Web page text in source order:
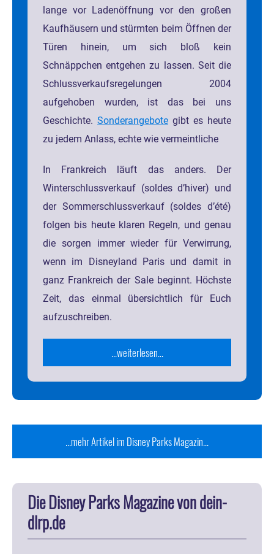
lange vor Ladenöffnung vor den großen
Kaufhäusern und stürmten beim Öffnen der
Türen hinein, um sich bloß kein
Schnäppchen entgehen zu lassen. Seit die
Schlussverkaufsregelungen 2004
aufgehoben wurden, ist das bei uns
Geschichte. Sonderangebote gibt es heute
zu jedem Anlass, echte wie vermeintliche
In Frankreich läuft das anders. Der
Winterschlussverkauf (soldes d’hiver) und
der Sommerschlussverkauf (soldes d’été)
folgen bis heute klaren Regeln, und genau
die sorgen immer wieder für Verwirrung,
wenn im Disneyland Paris und damit in
ganz Frankreich der Sale beginnt. Höchste
Zeit, das einmal übersichtlich für Euch
aufzuschreiben.
...weiterlesen...
...mehr Artikel im Disney Parks Magazin...
Die Disney Parks Magazine von dein-
dlrp.de